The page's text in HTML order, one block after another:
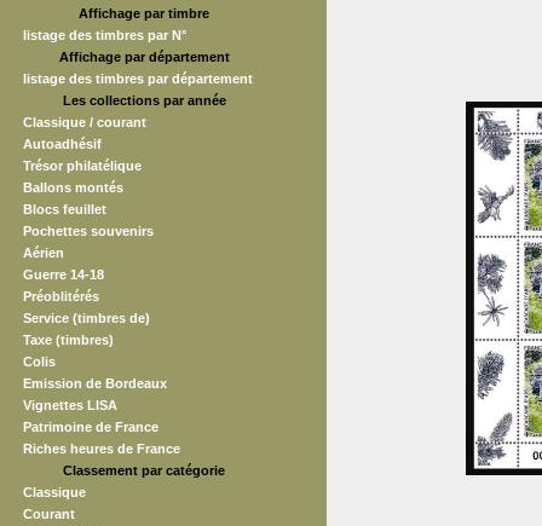
Affichage par timbre
listage des timbres par N°
Affichage par département
listage des timbres par département
Les collections par année
Classique / courant
Autoadhésif
Trésor philatélique
Ballons montés
Blocs feuillet
Pochettes souvenirs
Aérien
Guerre 14-18
Préoblitérés
Service (timbres de)
Taxe (timbres)
Colis
Emission de Bordeaux
Vignettes LISA
Patrimoine de France
Riches heures de France
Classement par catégorie
Classique
Courant